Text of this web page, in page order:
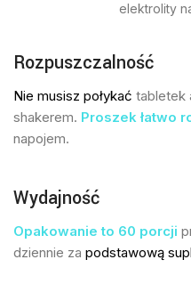
elektrolity
Rozpuszczalność
Nie musisz połykać tabletek
shakerem. Proszek łatwo
napojem.
Wydajność
Opakowanie to 60 porcji
dziennie za podstawową